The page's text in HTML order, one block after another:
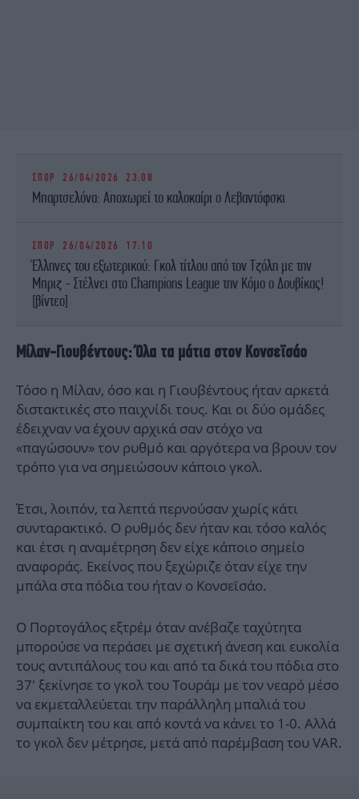
ΣΠΟΡ 26/04/2026 23:08
Μπαρτσελόνα: Αποχωρεί το καλοκαίρι ο Λεβαντόφσκι
ΣΠΟΡ 26/04/2026 17:10
Έλληνες του εξωτερικού: Γκολ τίτλου από τον Τζόλη με την
Μπριζ - Στέλνει στο Champions League την Κόμο ο Δουβίκας!
[βίντεο]
Μίλαν-Γιουβέντους: Όλα τα μάτια στον Κονσεϊσάο
Τόσο η Μίλαν, όσο και η Γιουβέντους ήταν αρκετά
διστακτικές στο παιχνίδι τους. Και οι δύο ομάδες
έδειχναν να έχουν αρχικά σαν στόχο να
«παγώσουν» τον ρυθμό και αργότερα να βρουν τον
τρόπο για να σημειώσουν κάποιο γκολ.
Έτσι, λοιπόν, τα λεπτά περνούσαν χωρίς κάτι
συνταρακτικό. Ο ρυθμός δεν ήταν και τόσο καλός
και έτσι η αναμέτρηση δεν είχε κάποιο σημείο
αναφοράς. Εκείνος που ξεχώριζε όταν είχε την
μπάλα στα πόδια του ήταν ο Κονσεϊσάο.
Ο Πορτογάλος εξτρέμ όταν ανέβαζε ταχύτητα
μπορούσε να περάσει με σχετική άνεση και ευκολία
τους αντιπάλους του και από τα δικά του πόδια στο
37' ξεκίνησε το γκολ του Τουράμ με τον νεαρό μέσο
να εκμεταλλεύεται την παράλληλη μπαλιά του
συμπαίκτη του και από κοντά να κάνει το 1-0. Αλλά
το γκολ δεν μέτρησε, μετά από παρέμβαση του VAR.